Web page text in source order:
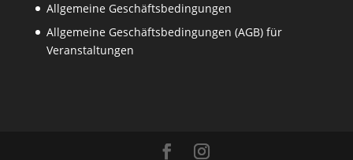
Allgemeine Geschäftsbedingungen
Allgemeine Geschäftsbedingungen (AGB) für
Veranstaltungen